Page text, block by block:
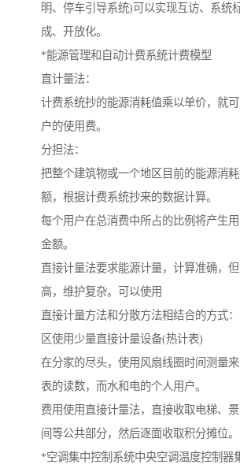
明、停车引导系统)可以实现互访、系统
成、开放化。
*能源管理和自动计费系统计费模型
直计量法：
计费系统抄的能源消耗值乘以单价，就
户的使用费。
分担法：
把整个建筑物或一个地区目前的能源消
额，根据计费系统抄来的数据计算。
每个用户在总消费中所占的比例将产生
金额。
直接计量法要求能源计量，计算准确，
高，维护复杂。可以使用
直接计量方法和分散方法相结合的方式
区使用少量直接计量设备(热计表)
在分家的尽头，使用风扇线圈时间测量
表的读数，而水和电的个人用户。
费用使用直接计量法，直接收取电梯、
间等公共部分，然后逐面收取积分摊位。
*空调集中控制系统中央空调温度控制器